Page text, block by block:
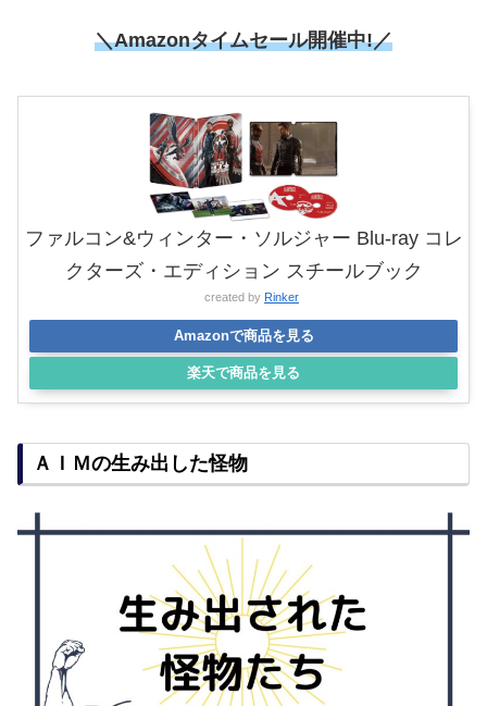
＼Amazonタイムセール開催中!／
ファルコン&ウィンター・ソルジャー Blu-ray コレ
クターズ・エディション スチールブック
created by Rinker
Amazonで商品を見る
楽天で商品を見る
ＡＩＭの生み出した怪物